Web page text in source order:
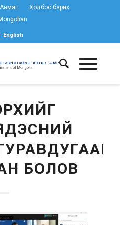
Аймаг
Холбоо барих
English
БОЛОВ